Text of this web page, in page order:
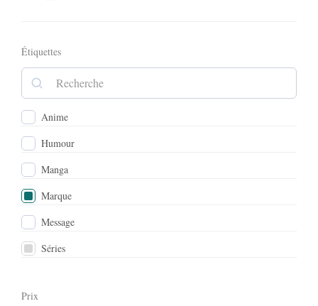
Étiquettes
Anime
Humour
Manga
Marque
Message
Séries
Prix